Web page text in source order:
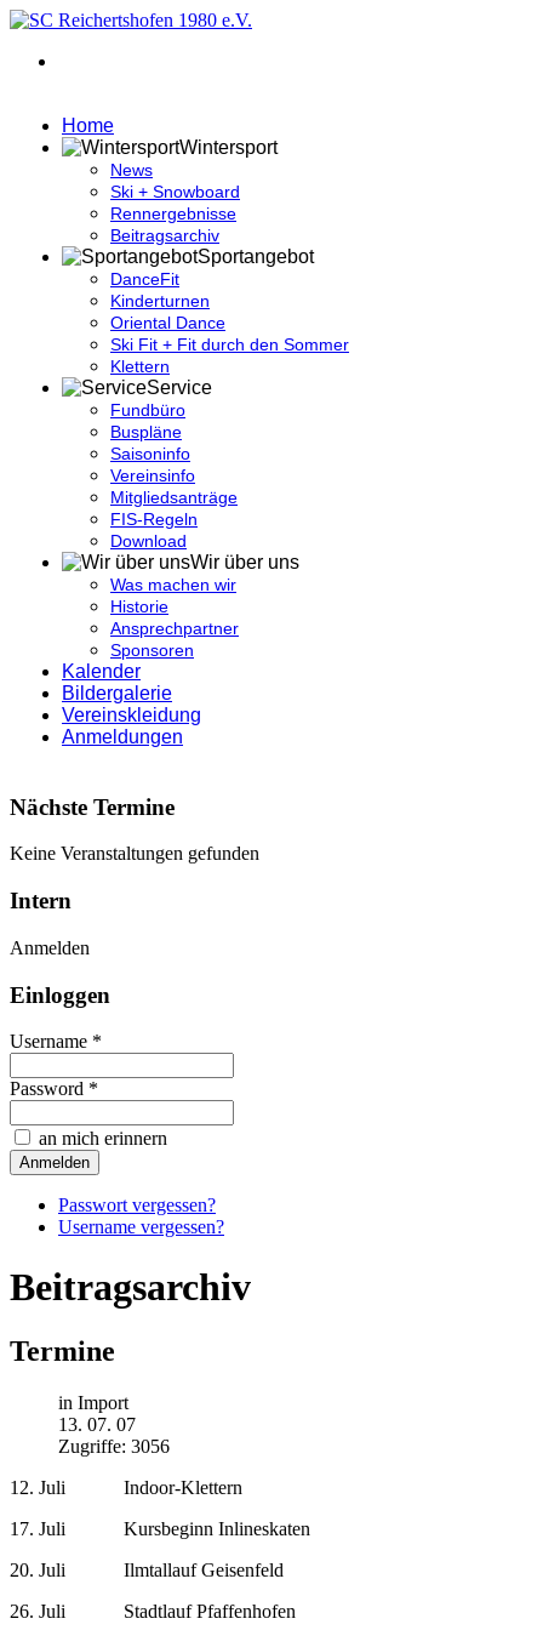
Home
Wintersport
News
Ski + Snowboard
Rennergebnisse
Beitragsarchiv
Sportangebot
DanceFit
Kinderturnen
Oriental Dance
Ski Fit + Fit durch den Sommer
Klettern
Service
Fundbüro
Buspläne
Saisoninfo
Vereinsinfo
Mitgliedsanträge
FIS-Regeln
Download
Wir über uns
Was machen wir
Historie
Ansprechpartner
Sponsoren
Kalender
Bildergalerie
Vereinskleidung
Anmeldungen
Nächste Termine
Keine Veranstaltungen gefunden
Intern
Anmelden
Einloggen
Username *
Password *
an mich erinnern
Passwort vergessen?
Username vergessen?
Beitragsarchiv
Termine
in Import
13. 07. 07
Zugriffe: 3056
12. Juli Indoor-Klettern
17. Juli Kursbeginn Inlineskaten
20. Juli Ilmtallauf Geisenfeld
26. Juli Stadtlauf Pfaffenhofen